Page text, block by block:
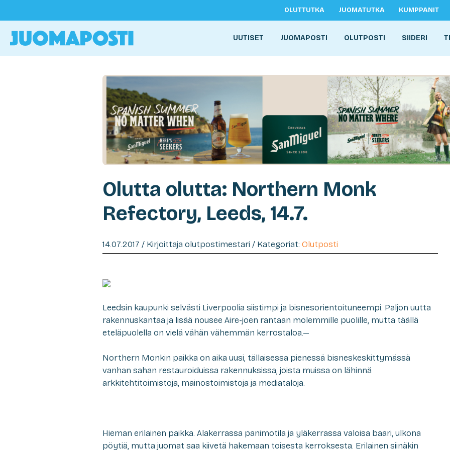
OLUTTUTKA JUOMATUTKA KUMPPANIT
UUTISET JUOMAPOSTI OLUTPOSTI SIIDERI
Olutta olutta: Northern Monk
Refectory, Leeds, 14.7.
14.07.2017 / Kirjoittaja olutpostimestari / Kategoriat: Olutposti
Leedsin kaupunki selvästi Liverpoolia siistimpi ja bisnesorientoituneempi. Paljon uutta
rakennuskantaa ja lisää nousee Aire-joen rantaan molemmille puolille, mutta täällä
eteläpuolella on vielä vähän vähemmän kerrostaloa.—
Northern Monkin paikka on aika uusi, tällaisessa pienessä bisneskeskittymässä
vanhan sahan restauroiduissa rakennuksissa, joista muissa on lähinnä
arkkitehtitoimistoja, mainostoimistoja ja mediataloja.
Hieman erilainen paikka. Alakerrassa panimotila ja yläkerrassa valoisa baari, ulkona
pöytiä, mutta juomat saa kiivetä hakemaan toisesta kerroksesta. Erilainen siinäkin